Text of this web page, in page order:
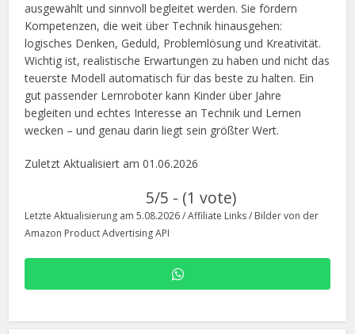
ausgewählt und sinnvoll begleitet werden. Sie fördern
Kompetenzen, die weit über Technik hinausgehen:
logisches Denken, Geduld, Problemlösung und Kreativität.
Wichtig ist, realistische Erwartungen zu haben und nicht das
teuerste Modell automatisch für das beste zu halten. Ein
gut passender Lernroboter kann Kinder über Jahre
begleiten und echtes Interesse an Technik und Lernen
wecken – und genau darin liegt sein größter Wert.
Zuletzt Aktualisiert am 01.06.2026
5/5 - (1 vote)
Letzte Aktualisierung am 5.08.2026 / Affiliate Links / Bilder von der
Amazon Product Advertising API